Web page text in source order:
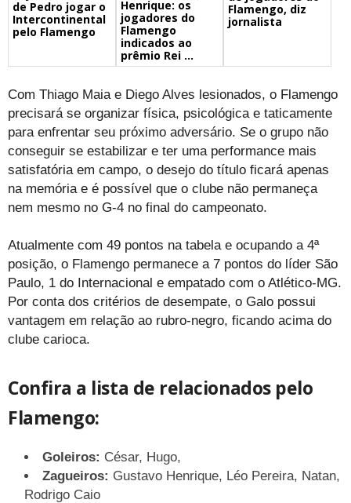
de Pedro jogar o
Intercontinental
pelo Flamengo
Henrique: os
jogadores do
Flamengo
indicados ao
prêmio Rei ...
Flamengo, diz
jornalista
Com Thiago Maia e Diego Alves lesionados, o Flamengo
precisará se organizar física, psicológica e taticamente
para enfrentar seu próximo adversário. Se o grupo não
conseguir se estabilizar e ter uma performance mais
satisfatória em campo, o desejo do título ficará apenas
na memória e é possível que o clube não permaneça
nem mesmo no G-4 no final do campeonato.
Atualmente com 49 pontos na tabela e ocupando a 4ª
posição, o Flamengo permanece a 7 pontos do líder São
Paulo, 1 do Internacional e empatado com o Atlético-MG.
Por conta dos critérios de desempate, o Galo possui
vantagem em relação ao rubro-negro, ficando acima do
clube carioca.
Confira a lista de relacionados pelo
Flamengo:
Goleiros: César, Hugo,
Zagueiros: Gustavo Henrique, Léo Pereira, Natan,
Rodrigo Caio